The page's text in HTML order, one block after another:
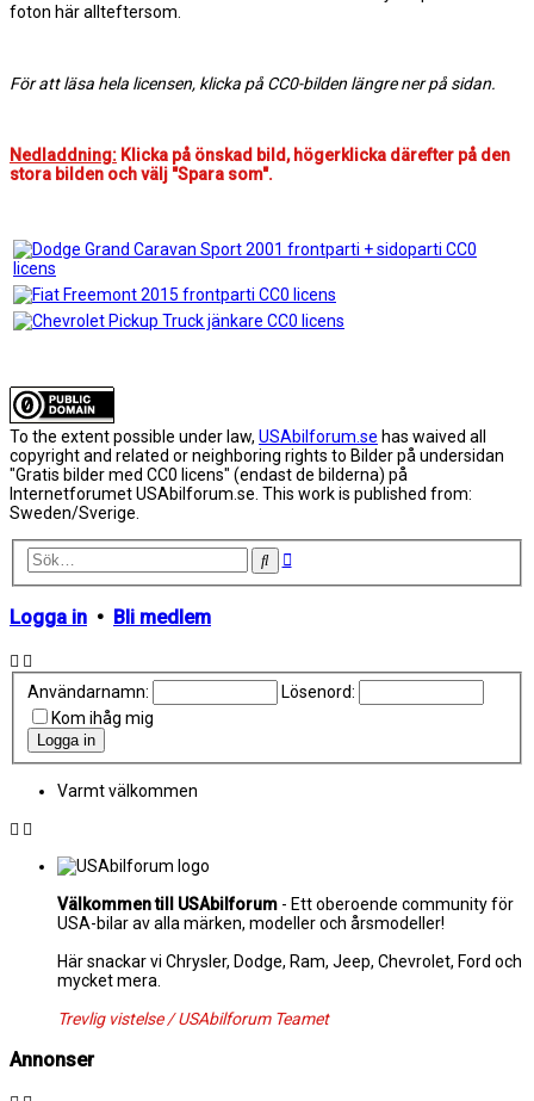
foton här allteftersom.
För att läsa hela licensen, klicka på CC0-bilden längre ner på sidan.
Nedladdning: Klicka på önskad bild, högerklicka därefter på den
stora bilden och välj "Spara som".
To the extent possible under law, USAbilforum.se has waived all
copyright and related or neighboring rights to Bilder på undersidan
"Gratis bilder med CC0 licens" (endast de bilderna) på
Internetforumet USAbilforum.se. This work is published from:
Sweden/Sverige.
SökAvancerad
Logga in • Bli medlem
Användarnamn:
Lösenord:
Kom ihåg mig
Varmt välkommen
Välkommen till USAbilforum - Ett oberoende community för
USA-bilar av alla märken, modeller och årsmodeller!
Här snackar vi Chrysler, Dodge, Ram, Jeep, Chevrolet, Ford och
mycket mera.
Trevlig vistelse / USAbilforum Teamet
Annonser